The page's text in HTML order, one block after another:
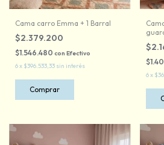
Cama carro Emma + 1 Barral
$2.379.200
$1.546.480 con Efectivo
6x $396.533,33 sin interés
Comprar
6x